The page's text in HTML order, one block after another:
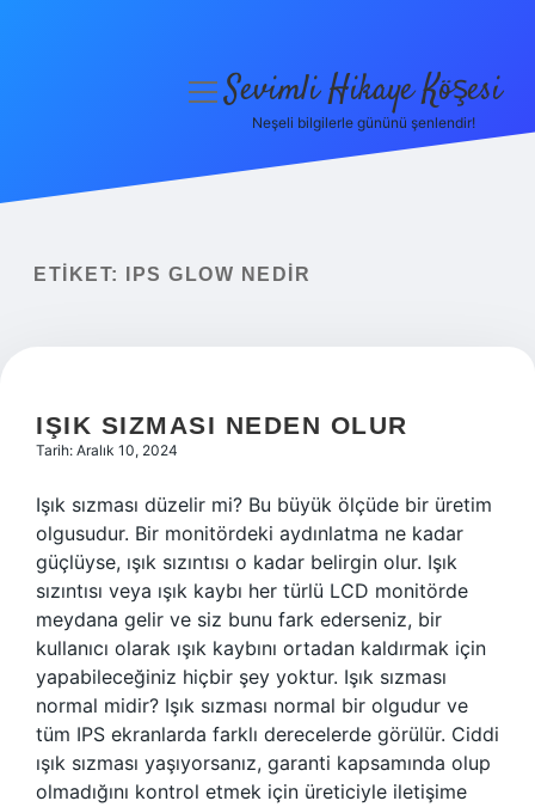
Yasal Uyarı
menüyüSevimli Hikaye Köşesi
Neşeli bilgilerle gününü şenlendir!
ETIKET: IPS GLOW NEDIR
IŞIK SIZMASI NEDEN OLUR
Tarih: Aralık 10, 2024
Işık sızması düzelir mi? Bu büyük ölçüde bir üretim
olgusudur. Bir monitördeki aydınlatma ne kadar
güçlüyse, ışık sızıntısı o kadar belirgin olur. Işık
sızıntısı veya ışık kaybı her türlü LCD monitörde
meydana gelir ve siz bunu fark ederseniz, bir
kullanıcı olarak ışık kaybını ortadan kaldırmak için
yapabileceğiniz hiçbir şey yoktur. Işık sızması
normal midir? Işık sızması normal bir olgudur ve
tüm IPS ekranlarda farklı derecelerde görülür. Ciddi
ışık sızması yaşıyorsanız, garanti kapsamında olup
olmadığını kontrol etmek için üreticiyle iletişime